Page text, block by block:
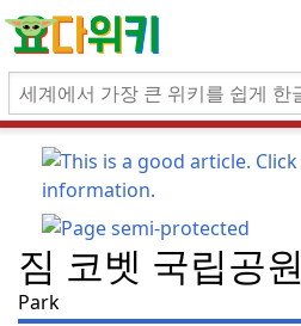
짐 코벳 국립공원
Park